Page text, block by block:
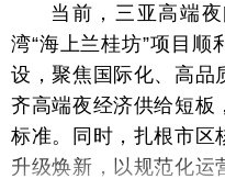
当前，三亚高端
湾“海上兰桂坊”项目顺
设，聚焦国际化、高品
齐高端夜经济供给短板
标准。同时，扎根市区
升级焕新，以规范化运